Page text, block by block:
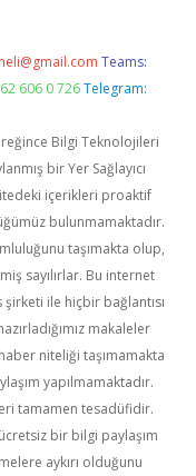
Teams:
606 0 726 Telegram:
Bilgi Teknolojileri
bir Yer Sağlayıcı
içerikleri proaktif
bulunmamaktadır.
taşımakta olup,
sayılırlar. Bu internet
ile hiçbir bağlantısı
makaleler
niteliği taşımamakta
yapılmamaktadır.
tamamen tesadüfidir.
bir bilgi paylaşım
aykırı olduğunu